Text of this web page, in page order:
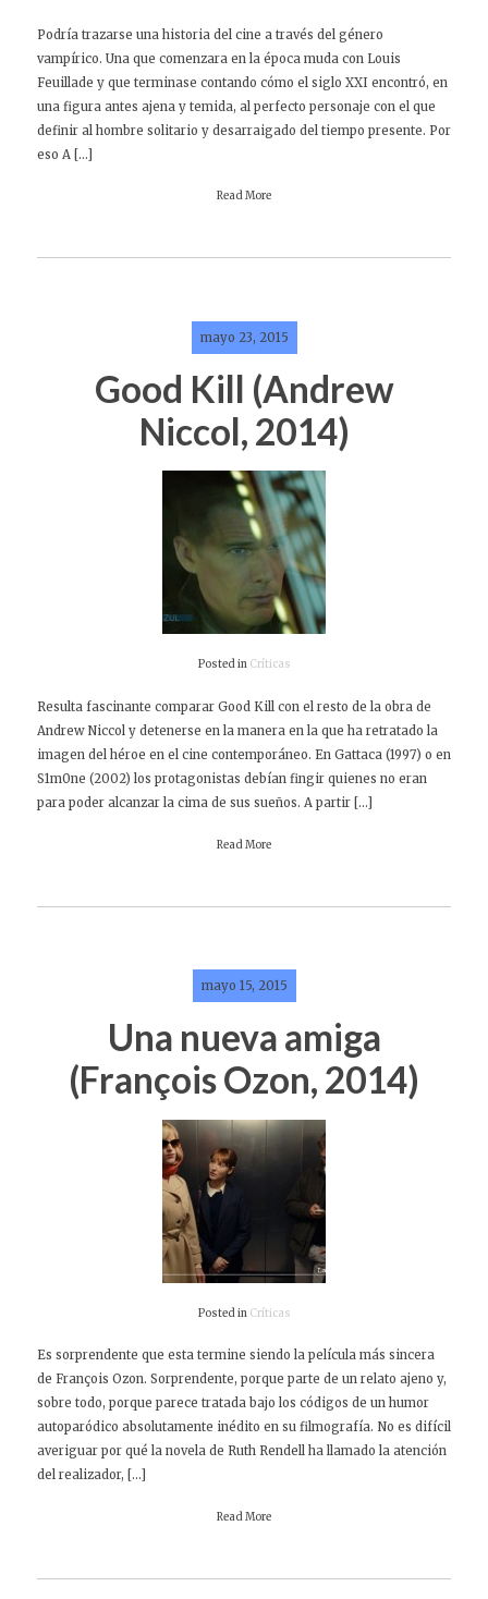
Podría trazarse una historia del cine a través del género
vampírico. Una que comenzara en la época muda con Louis
Feuillade y que terminase contando cómo el siglo XXI encontró, en
una figura antes ajena y temida, al perfecto personaje con el que
definir al hombre solitario y desarraigado del tiempo presente. Por
eso A […]
Read More
mayo 23, 2015
Good Kill (Andrew
Niccol, 2014)
Posted in Críticas
Resulta fascinante comparar Good Kill con el resto de la obra de
Andrew Niccol y detenerse en la manera en la que ha retratado la
imagen del héroe en el cine contemporáneo. En Gattaca (1997) o en
S1m0ne (2002) los protagonistas debían fingir quienes no eran
para poder alcanzar la cima de sus sueños. A partir […]
Read More
mayo 15, 2015
Una nueva amiga
(François Ozon, 2014)
Posted in Críticas
Es sorprendente que esta termine siendo la película más sincera
de François Ozon. Sorprendente, porque parte de un relato ajeno y,
sobre todo, porque parece tratada bajo los códigos de un humor
autoparódico absolutamente inédito en su filmografía. No es difícil
averiguar por qué la novela de Ruth Rendell ha llamado la atención
del realizador, […]
Read More